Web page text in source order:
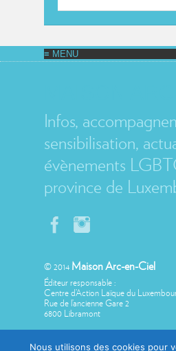
Infos,
sensibilisation,
évènements
province de
© 2014 Maison Arc-en-Ciel
Éditeur responsable :
Centre d’Action Laïque du
Rue de l’ancienne Gare 2
6800 Libramont
Nous utilisons des cookies pour